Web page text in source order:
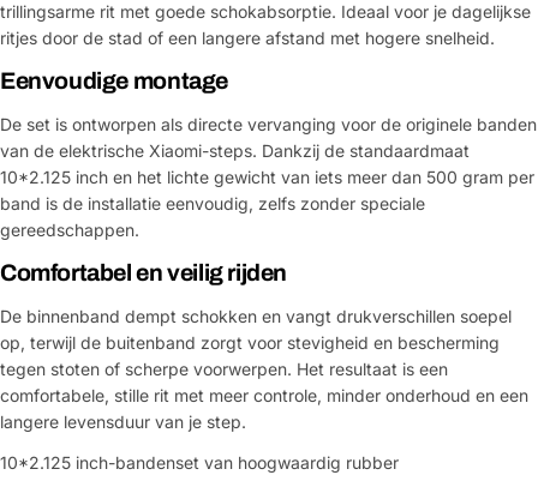
trillingsarme rit met goede schokabsorptie. Ideaal voor je dagelijkse
ritjes door de stad of een langere afstand met hogere snelheid.
Eenvoudige montage
De set is ontworpen als directe vervanging voor de originele banden
van de elektrische Xiaomi-steps. Dankzij de standaardmaat
10*2.125 inch en het lichte gewicht van iets meer dan 500 gram per
band is de installatie eenvoudig, zelfs zonder speciale
gereedschappen.
Comfortabel en veilig rijden
De binnenband dempt schokken en vangt drukverschillen soepel
op, terwijl de buitenband zorgt voor stevigheid en bescherming
tegen stoten of scherpe voorwerpen. Het resultaat is een
comfortabele, stille rit met meer controle, minder onderhoud en een
langere levensduur van je step.
10*2.125 inch-bandenset van hoogwaardig rubber